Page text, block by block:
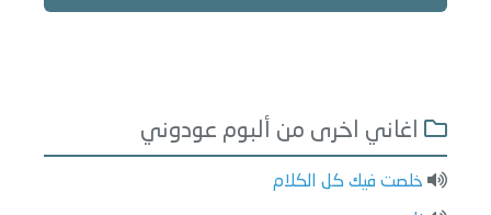
اغاني اخرى من ألبوم عودوني
خلصت فيك كل الكلام